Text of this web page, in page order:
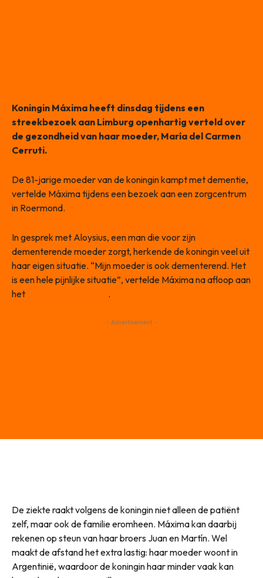
Koningin Máxima heeft dinsdag tijdens een
streekbezoek aan Limburg openhartig verteld over
de gezondheid van haar moeder, María del Carmen
Cerruti.
De 81-jarige moeder van de koningin kampt met dementie,
vertelde Máxima tijdens een bezoek aan een zorgcentrum
in Roermond.
In gesprek met Aloysius, een man die voor zijn
dementerende moeder zorgt, herkende de koningin veel uit
haar eigen situatie. “Mijn moeder is ook dementerend. Het
is een hele pijnlijke situatie”, vertelde Máxima na afloop aan
het
.
- Advertisement -
De ziekte raakt volgens de koningin niet alleen de patiënt
zelf, maar ook de familie eromheen. Máxima kan daarbij
rekenen op steun van haar broers Juan en Martín. Wel
maakt de afstand het extra lastig: haar moeder woont in
Argentinië, waardoor de koningin haar minder vaak kan